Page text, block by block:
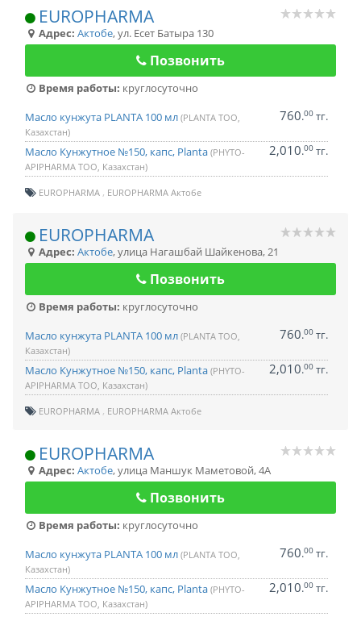
EUROPHARMA
Адрес: Актобе,ул. Есет Батыра 130
Позвонить
Время работы: круглосуточно
Масло кунжута PLANTA 100 мл (PLANTA ТОО,
Казахстан)
760.00 тг.
Масло Кунжутное №150, капс, Planta (PHYTO-
APIPHARMA ТОО, Казахстан)
2,010.00 тг.
EUROPHARMA EUROPHARMA Актобе
EUROPHARMA
Адрес: Актобе,улица Нагашбай Шайкенова, 21
Позвонить
Время работы: круглосуточно
Масло кунжута PLANTA 100 мл (PLANTA ТОО,
Казахстан)
760.00 тг.
Масло Кунжутное №150, капс, Planta (PHYTO-
APIPHARMA ТОО, Казахстан)
2,010.00 тг.
EUROPHARMA EUROPHARMA Актобе
EUROPHARMA
Адрес: Актобе,улица Маншук Маметовой, 4А
Позвонить
Время работы: круглосуточно
Масло кунжута PLANTA 100 мл (PLANTA ТОО,
Казахстан)
760.00 тг.
Масло Кунжутное №150, капс, Planta (PHYTO-
APIPHARMA ТОО, Казахстан)
2,010.00 тг.